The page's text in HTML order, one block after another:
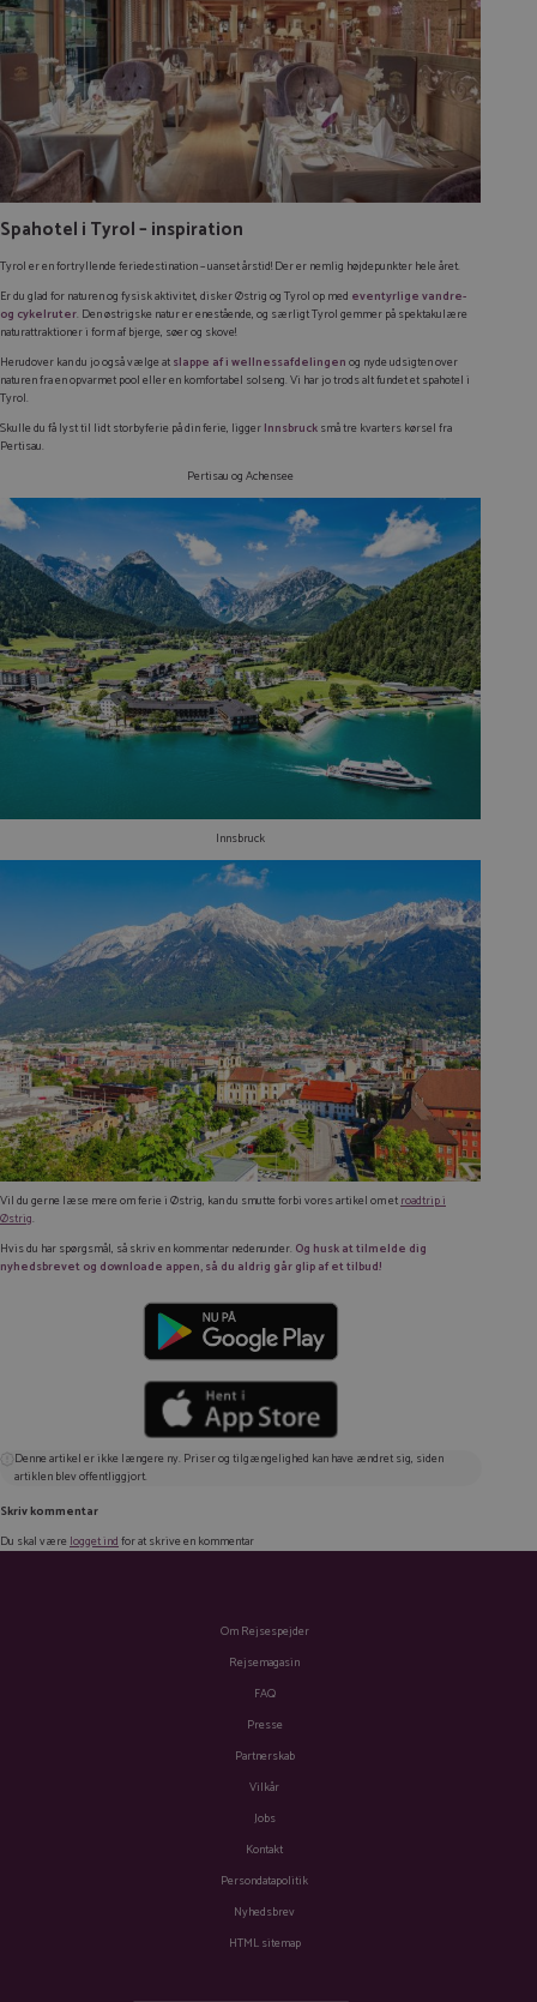
Spahotel i Tyrol – inspiration
Tyrol er en fortryllende feriedestination – uanset årstid! Der er nemlig højdepunkter hele året.
Er du glad for naturen og fysisk aktivitet, disker Østrig og Tyrol op med eventyrlige vandre-
og cykelruter. Den østrigske natur er enestående, og særligt Tyrol gemmer på spektakulære
naturattraktioner i form af bjerge, søer og skove!
Herudover kan du jo også vælge atslappe af i wellnessafdelingenog nyde udsigten over
naturen fra en opvarmet pool eller en komfortabel solseng. Vi har jo trods alt fundet et spahotel i
Tyrol.
Skulle du få lyst til lidt storbyferie på din ferie, liggerInnsbrucksmå tre kvarters kørsel fra
Pertisau.
Pertisau og Achensee
Innsbruck
Vil du gerne læse mere om ferie i Østrig, kan du smutte forbi vores artikel om etroadtrip i
Østrig.
Hvis du har spørgsmål, så skriv en kommentar nedenunder. Og husk at tilmelde dig
nyhedsbrevet og downloade appen, så du aldrig går glip af et tilbud!
Denne artikel er ikke længere ny. Priser og tilgængelighed kan have ændret sig, siden
artiklen blev offentliggjort.
Skriv kommentar
Du skal værelogget indfor at skrive en kommentar
Om Rejsespejder
Rejsemagasin
FAQ
Presse
Partnerskab
Vilkår
Jobs
Kontakt
Persondatapolitik
Nyhedsbrev
HTML sitemap